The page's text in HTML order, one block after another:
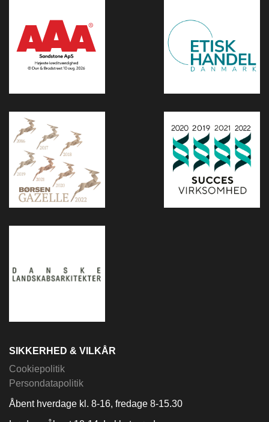
SIKKERHED & VILKÅR
Cookiepolitik
Persondatapolitik
Åbent hverdage kl. 8-16, fredage 8-15.30